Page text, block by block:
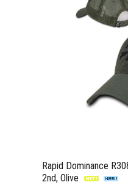
Rapid Dominance
2nd, Olive